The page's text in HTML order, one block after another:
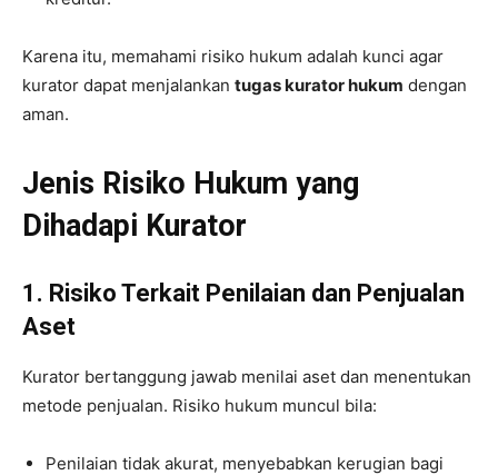
Karena itu, memahami risiko hukum adalah kunci agar
kurator dapat menjalankan tugas kurator hukum dengan
aman.
Jenis Risiko Hukum yang
Dihadapi Kurator
1. Risiko Terkait Penilaian dan Penjualan
Aset
Kurator bertanggung jawab menilai aset dan menentukan
metode penjualan. Risiko hukum muncul bila:
Penilaian tidak akurat, menyebabkan kerugian bagi